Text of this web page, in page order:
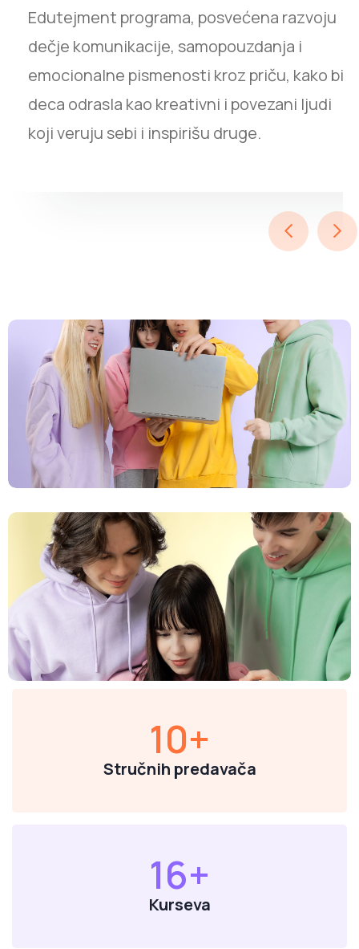
Edutejment programa, posvećena razvoju
dečje komunikacije, samopouzdanja i
emocionalne pismenosti kroz priču, kako bi
deca odrasla kao kreativni i povezani ljudi
koji veruju sebi i inspirišu druge.
sa fokusom na podršku mladima,
razumevanje emocija i lični razvoj kroz
iskustvo, rad na terenu i kontinuiranu
edukaciju u oblasti psihoterapije.
Stručnih predavača
10+
Kurseva
16+